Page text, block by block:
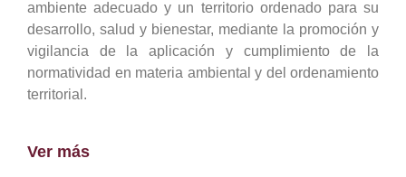
ambiente adecuado y un territorio ordenado para su
desarrollo, salud y bienestar, mediante la promoción y
vigilancia de la aplicación y cumplimiento de la
normatividad en materia ambiental y del ordenamiento
territorial.
Ver más